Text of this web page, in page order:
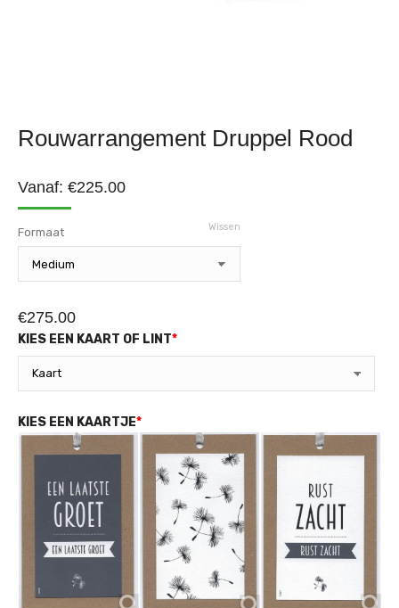
Rouwarrangement Druppel Rood
Vanaf: €225.00
Formaat Wissen
€275.00
KIES EEN KAART OF LINT*
KIES EEN KAARTJE*